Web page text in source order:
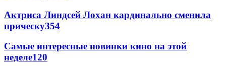
Актриса Линдсей Лохан кардинально сменила
прическу354
Самые интересные новинки кино на этой
неделе120